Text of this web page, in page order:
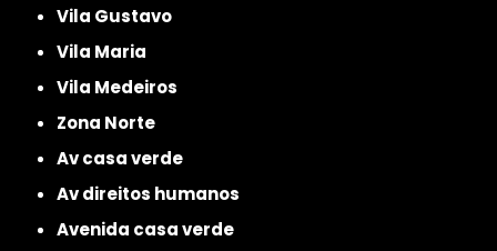
Vila Gustavo
Vila Maria
Vila Medeiros
Zona Norte
av casa verde
av direitos humanos
avenida casa verde